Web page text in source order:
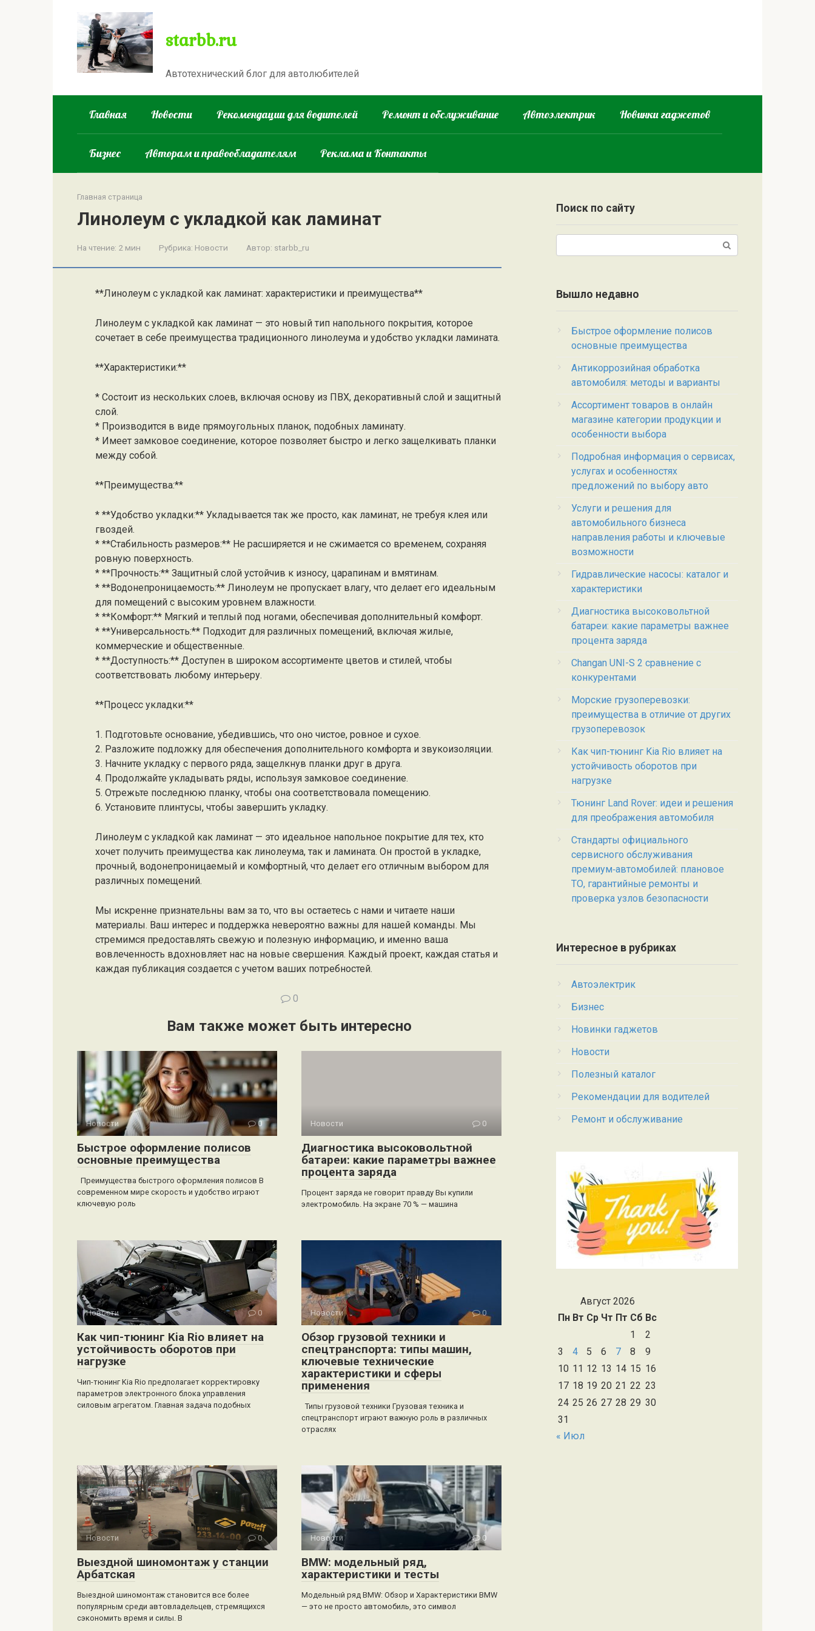
starbb.ru
Автотехнический блог для автолюбителей
Главная Новости Рекомендации для водителей Ремонт и обслуживание Автоэлектрик Новинки гаджетов
Бизнес Авторам и правообладателям Реклама и Контакты
Главная страница
Линолеум с укладкой как ламинат
На чтение: 2 мин Рубрика: Новости Автор: starbb_ru
**Линолеум с укладкой как ламинат: характеристики и преимущества**
Линолеум с укладкой как ламинат — это новый тип напольного покрытия, которое
сочетает в себе преимущества традиционного линолеума и удобство укладки ламината.
**Характеристики:**
* Состоит из нескольких слоев, включая основу из ПВХ, декоративный слой и защитный
слой.
* Производится в виде прямоугольных планок, подобных ламинату.
* Имеет замковое соединение, которое позволяет быстро и легко защелкивать планки
между собой.
**Преимущества:**
* **Удобство укладки:** Укладывается так же просто, как ламинат, не требуя клея или
гвоздей.
* **Стабильность размеров:** Не расширяется и не сжимается со временем, сохраняя
ровную поверхность.
* **Прочность:** Защитный слой устойчив к износу, царапинам и вмятинам.
* **Водонепроницаемость:** Линолеум не пропускает влагу, что делает его идеальным
для помещений с высоким уровнем влажности.
* **Комфорт:** Мягкий и теплый под ногами, обеспечивая дополнительный комфорт.
* **Универсальность:** Подходит для различных помещений, включая жилые,
коммерческие и общественные.
* **Доступность:** Доступен в широком ассортименте цветов и стилей, чтобы
соответствовать любому интерьеру.
**Процесс укладки:**
1. Подготовьте основание, убедившись, что оно чистое, ровное и сухое.
2. Разложите подложку для обеспечения дополнительного комфорта и звукоизоляции.
3. Начните укладку с первого ряда, защелкнув планки друг в друга.
4. Продолжайте укладывать ряды, используя замковое соединение.
5. Отрежьте последнюю планку, чтобы она соответствовала помещению.
6. Установите плинтусы, чтобы завершить укладку.
Линолеум с укладкой как ламинат — это идеальное напольное покрытие для тех, кто
хочет получить преимущества как линолеума, так и ламината. Он простой в укладке,
прочный, водонепроницаемый и комфортный, что делает его отличным выбором для
различных помещений.
Мы искренне признательны вам за то, что вы остаетесь с нами и читаете наши
материалы. Ваш интерес и поддержка невероятно важны для нашей команды. Мы
стремимся предоставлять свежую и полезную информацию, и именно ваша
вовлеченность вдохновляет нас на новые свершения. Каждый проект, каждая статья и
каждая публикация создается с учетом ваших потребностей.
0
Вам также может быть интересно
Новости 0
Быстрое оформление полисов
основные преимущества
Преимущества быстрого оформления полисов В
современном мире скорость и удобство играют
ключевую роль
Новости 0
Диагностика высоковольтной
батареи: какие параметры важнее
процента заряда
Процент заряда не говорит правду Вы купили
электромобиль. На экране 70 % — машина
Новости 0
Как чип-тюнинг Kia Rio влияет на
устойчивость оборотов при
нагрузке
Чип-тюнинг Kia Rio предполагает корректировку
параметров электронного блока управления
силовым агрегатом. Главная задача подобных
Новости 0
Обзор грузовой техники и
спецтранспорта: типы машин,
ключевые технические
характеристики и сферы
применения
Типы грузовой техники Грузовая техника и
спецтранспорт играют важную роль в различных
отраслях
Новости 0
Выездной шиномонтаж у станции
Арбатская
Выездной шиномонтаж становится все более
популярным среди автовладельцев, стремящихся
сэкономить время и силы. В
Новости 0
BMW: модельный ряд,
характеристики и тесты
Модельный ряд BMW: Обзор и Характеристики BMW
— это не просто автомобиль, это символ
Поиск по сайту
Вышло недавно
Быстрое оформление полисов
основные преимущества
Антикоррозийная обработка
автомобиля: методы и варианты
Ассортимент товаров в онлайн
магазине категории продукции и
особенности выбора
Подробная информация о сервисах,
услугах и особенностях
предложений по выбору авто
Услуги и решения для
автомобильного бизнеса
направления работы и ключевые
возможности
Гидравлические насосы: каталог и
характеристики
Диагностика высоковольтной
батареи: какие параметры важнее
процента заряда
Changan UNI-S 2 сравнение с
конкурентами
Морские грузоперевозки:
преимущества в отличие от других
грузоперевозок
Как чип-тюнинг Kia Rio влияет на
устойчивость оборотов при
нагрузке
Тюнинг Land Rover: идеи и решения
для преображения автомобиля
Стандарты официального
сервисного обслуживания
премиум‑автомобилей: плановое
ТО, гарантийные ремонты и
проверка узлов безопасности
Интересное в рубриках
Автоэлектрик
Бизнес
Новинки гаджетов
Новости
Полезный каталог
Рекомендации для водителей
Ремонт и обслуживание
Август 2026
Пн Вт Ср Чт Пт Сб Вс
1
2
3
4 5 6 7 8
9
10 11 12 13 14 15 16
17 18 19 20 21 22 23
24 25 26 27 28 29 30
31
« Июл